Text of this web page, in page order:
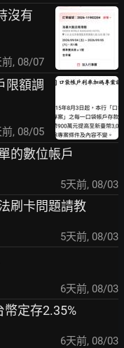
沒有
前, 08/07
限額調
前, 08/05
的數位帳戶
5天前, 08/03
刷卡問題請教
5天前, 08/03
6天前, 08/03
幣定存2.35%
6天前, 08/03